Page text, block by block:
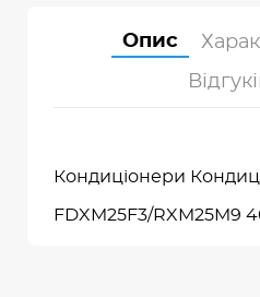
Опис
Кондиціонери
FDXM25F3/RXM25M9